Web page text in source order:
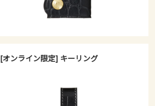
[オンライン限定] キーリング